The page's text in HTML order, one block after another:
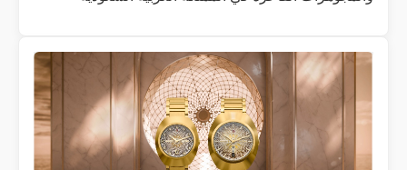
بوتيك أحمد صديقي…اقرأ المزيد